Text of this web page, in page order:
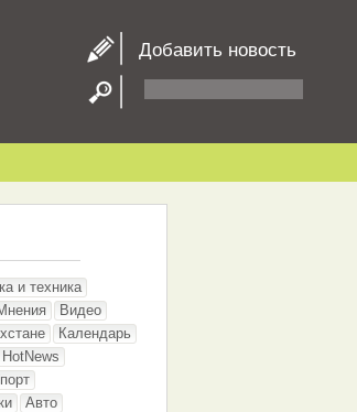
Добавить новость
и техника
Видео
Календарь
HotNews
Авто